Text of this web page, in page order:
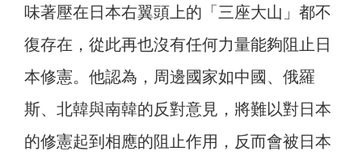
味著壓在日本右翼頭上的「三座大山」都不
復存在，從此再也沒有任何力量能夠阻止日
本修憲。他認為，周邊國家如中國、俄羅
斯、北韓與南韓的反對意見，將難以對日本
的修憲起到相應的阻止作用，反而會被日本